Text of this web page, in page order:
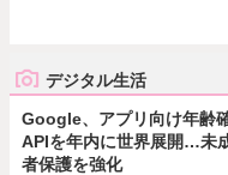
デジタル生活
Google、アプリ向け年齢
APIを年内に世界展開…未
者保護を強化